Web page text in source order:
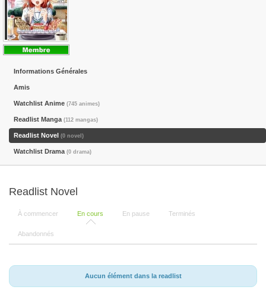
Informations Générales
Amis
Watchlist Anime (745 animes)
Readlist Manga (112 mangas)
Readlist Novel (0 novel)
Watchlist Drama (0 drama)
Readlist Novel
À commencer En cours En pause Terminés
Abandonnés
Aucun élément dans la readlist